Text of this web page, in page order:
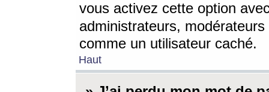
vous activez cette option
administrateurs,
comme un utilisateur caché.
Haut